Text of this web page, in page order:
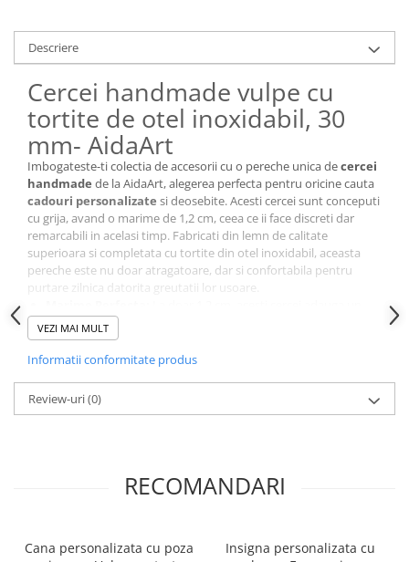
Personalizate
Vinuri Personalizate
Accesorii de Birou
Pixuri Personalizate
Mousepad-uri
Globuri de Birou
Agende A5
Agende A6
Planner / Jurnal
Articole pentru Casa Personalizate
Ceasuri Personalizate
Calendare Personalizate
Tablouri Personalizate
Rame Foto
Brichete Personalizate
Bayonete
Descriere
Cercei handmade vulpe cu
tortite de otel inoxidabil, 30
mm- AidaArt
Imbogateste-ti colectia de accesorii cu o pereche unica decercei
handmade de la AidaArt, alegerea perfecta pentru oricine cauta
cadouri personalizate si deosebite. Acesti cercei sunt conceputi
cu grija, avand o marime de 1,2 cm, ceea ce ii face discreti dar
remarcabili in acelasi timp. Fabricati din lemn de calitate
superioara si completata cu tortite din otel inoxidabil, aceasta
pereche este nu doar atragatoare, dar si confortabila pentru
purtare zilnica datorita greutatii lor usoare.
strop de eleganta oricarei tinute.
Confortabili:
pentru o purtare fara efort pe tot parcursul zilei.
cosulet este unica, avand un design care atrage privirile.
Ideal pentru Cadouri:
personale sau ca un cadou special pentru cineva drag. Cu
designul lor atragator si fabricatia de inalta calitate, acesti cercei
VEZI MAI MULT
Informatii conformitate produs
Review-uri(0)
RECOMANDARI
Cana personalizata cu poza
Insigna personalizata cu